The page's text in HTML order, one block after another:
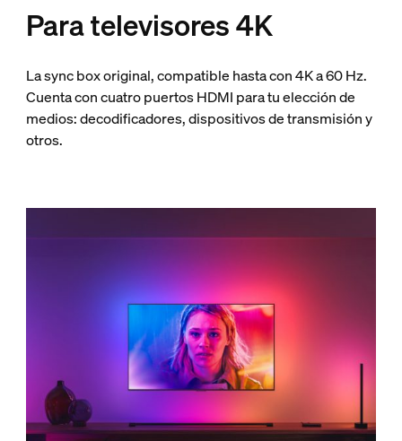
Para televisores 4K
La sync box original, compatible hasta con 4K a 60 Hz.
Cuenta con cuatro puertos HDMI para tu elección de
medios: decodificadores, dispositivos de transmisión y
otros.